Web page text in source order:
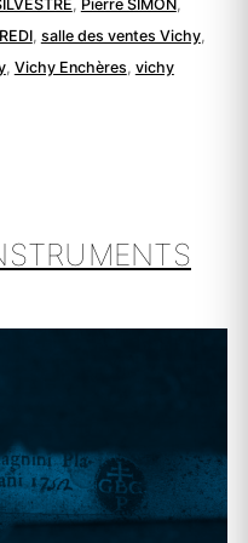
, Pierre SIMON,
, salle des ventes Vichy,
, Vichy Enchères, vichy